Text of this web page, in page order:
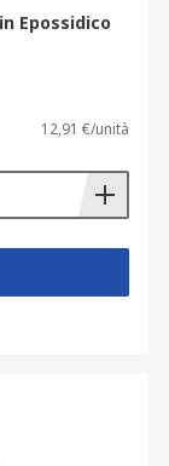
Epossidico
12,91 €/unità